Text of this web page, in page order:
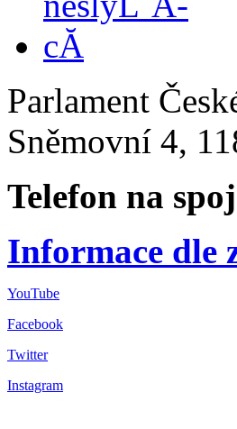
Parlament
Sněmovní 4,
Telefon na
Informace dle
YouTube
Facebook
Twitter
Instagram